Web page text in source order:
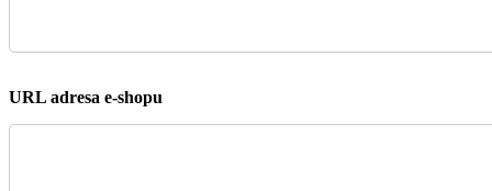
URL adresa e-shopu